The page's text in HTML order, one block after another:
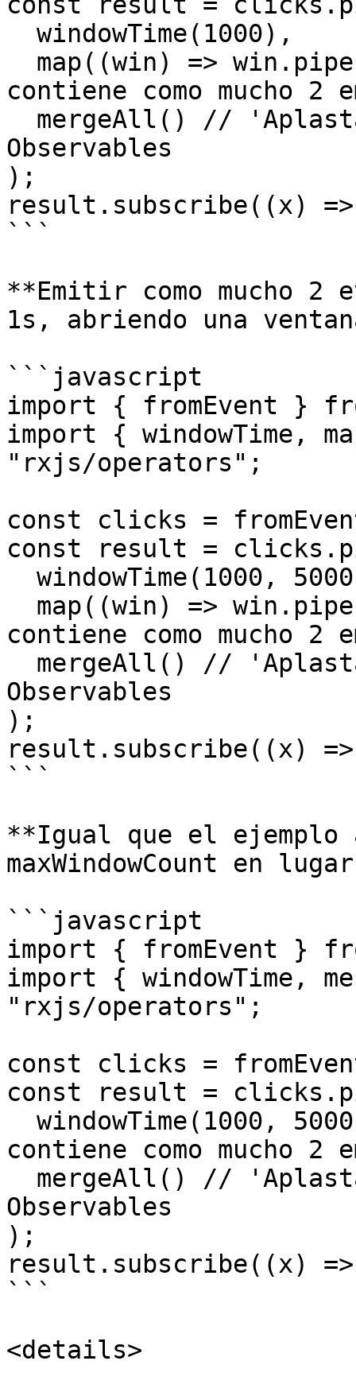
contiene como mucho 2
Observables
);
result.subscribe((x)
```
**Emitir como mucho 2
1s, abriendo una
```javascript
import { fromEvent }
import { windowTime,
"rxjs/operators";
const clicks =
const result =
contiene como mucho 2
Observables
);
result.subscribe((x)
```
**Igual que el
maxWindowCount en
```javascript
import { fromEvent }
import { windowTime,
"rxjs/operators";
const clicks =
const result =
contiene como mucho 2
Observables
);
result.subscribe((x)
```
<details>